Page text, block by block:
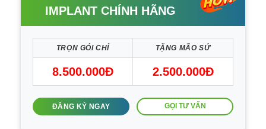
IMPLANT CHÍNH HÃNG
TRỌN GÓI CHỈ TẶNG MÃO SỨ
8.500.000Đ 2.500.000Đ
ĐĂNG KÝ NGAY GỌI TƯ VẤN